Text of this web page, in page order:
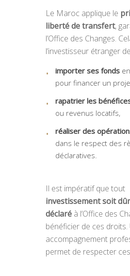
Le Maroc applique le
liberté de transfert,
l’Office des Changes.
l’investisseur étranger
importer ses fonds
pour financer un
rapatrier les
ou revenus locatifs,
réaliser des
dans le respect des
déclaratives.
Il est impératif que tout
investissement soit
déclaré à l’Office des
bénéficier de ces droits.
accompagnement
permet de respecter